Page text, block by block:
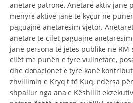
ORGANIZIMI DHE
BORDI DREJTUES
KUVENDI
STRUKTURA DHE STRUKTURA
anëtarë patronë. Anëtarë aktiv janë
mënyrë aktive janë të kyçur në
paguajnë anëtarësim vjetor.
anëtarë të cilët paguajnë
janë persona të jetës publike në
cilët me punën e tyre vullnetare,
dhe donacionet e tyre kanë
zhvillimin e Kryqit të Kuq, ndërsa
shpallur nga ana e Këshillit